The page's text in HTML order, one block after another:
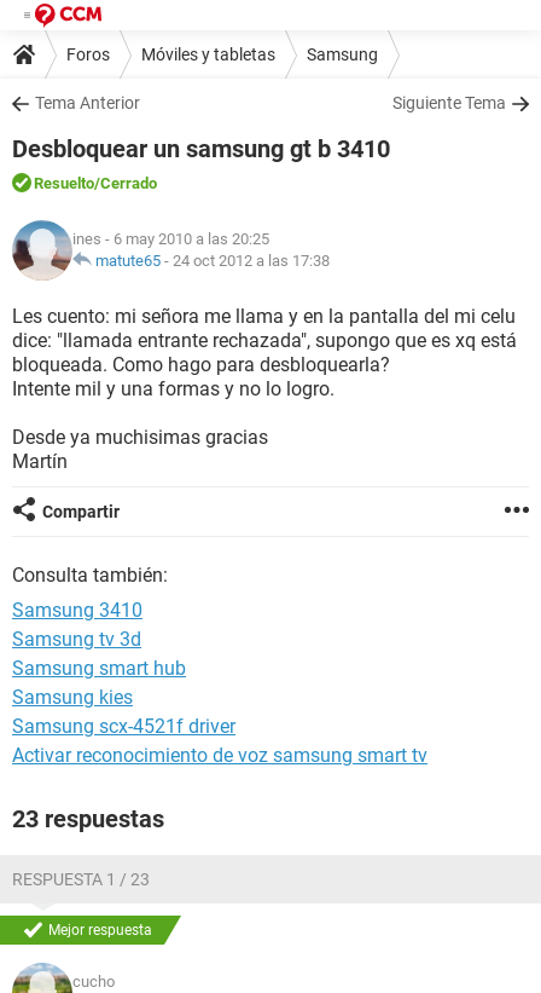
Foros Móviles y tabletas Samsung
Tema Anterior Siguiente Tema
Desbloquear un samsung gt b 3410
Resuelto/Cerrado
ines - 6 may 2010 a las 20:25
matute65 - 24 oct 2012 a las 17:38
Les cuento: mi señora me llama y en la pantalla del mi celu
dice: "llamada entrante rechazada", supongo que es xq está
bloqueada. Como hago para desbloquearla?
Intente mil y una formas y no lo logro.
Desde ya muchisimas gracias
Martín
Compartir
Consulta también:
Samsung 3410
Samsung tv 3d
Samsung smart hub
Samsung kies
Samsung scx-4521f driver
Activar reconocimiento de voz samsung smart tv
23 respuestas
RESPUESTA 1 / 23
Mejor respuesta
cucho